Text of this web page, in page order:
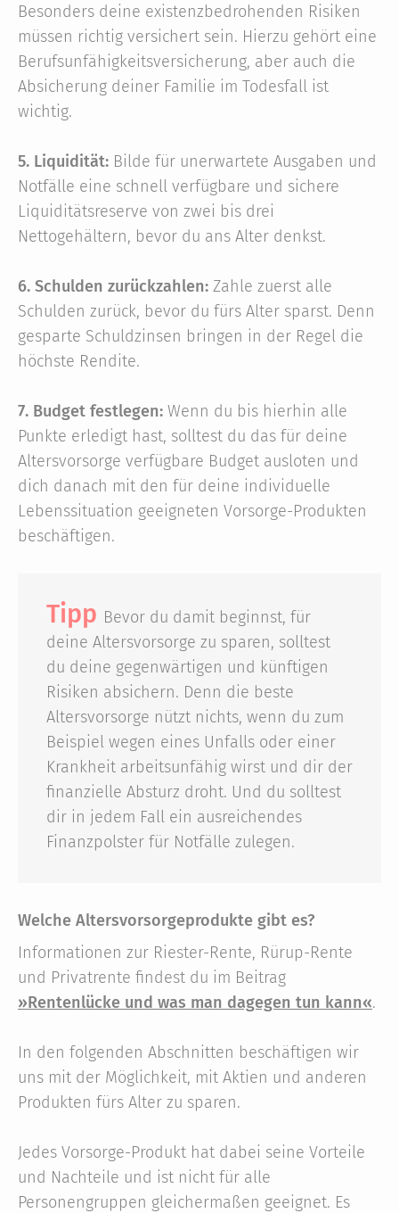
Besonders deine existenzbedrohenden Risiken
müssen richtig versichert sein. Hierzu gehört eine
Berufsunfähigkeitsversicherung, aber auch die
Absicherung deiner Familie im Todesfall ist
wichtig.
5. Liquidität: Bilde für unerwartete Ausgaben und
Notfälle eine schnell verfügbare und sichere
Liquiditätsreserve von zwei bis drei
Nettogehältern, bevor du ans Alter denkst.
6. Schulden zurückzahlen: Zahle zuerst alle
Schulden zurück, bevor du fürs Alter sparst. Denn
gesparte Schuldzinsen bringen in der Regel die
höchste Rendite.
7. Budget festlegen: Wenn du bis hierhin alle
Punkte erledigt hast, solltest du das für deine
Altersvorsorge verfügbare Budget ausloten und
dich danach mit den für deine individuelle
Lebenssituation geeigneten Vorsorge-Produkten
beschäftigen.
Tipp Bevor du damit beginnst, für
deine Altersvorsorge zu sparen, solltest
du deine gegenwärtigen und künftigen
Risiken absichern. Denn die beste
Altersvorsorge nützt nichts, wenn du zum
Beispiel wegen eines Unfalls oder einer
Krankheit arbeitsunfähig wirst und dir der
finanzielle Absturz droht. Und du solltest
dir in jedem Fall ein ausreichendes
Finanzpolster für Notfälle zulegen.
Welche Altersvorsorgeprodukte gibt es?
Informationen zur Riester-Rente, Rürup-Rente
und Privatrente findest du im Beitrag
»Rentenlücke und was man dagegen tun kann«.
In den folgenden Abschnitten beschäftigen wir
uns mit der Möglichkeit, mit Aktien und anderen
Produkten fürs Alter zu sparen.
Jedes Vorsorge-Produkt hat dabei seine Vorteile
und Nachteile und ist nicht für alle
Personengruppen gleichermaßen geeignet. Es